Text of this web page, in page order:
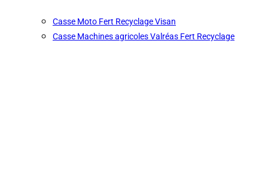
Casse Moto Fert Recyclage Visan
Casse Machines agricoles Valréas Fert Recyclage